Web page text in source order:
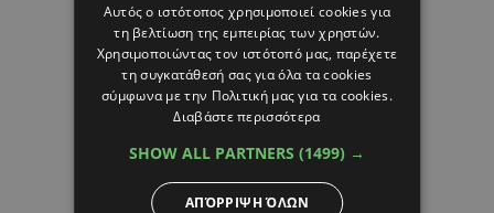
Αυτός ο ιστότοπος χρησιμοποιεί cookies για
τη βελτίωση της εμπειρίας των χρηστών.
Χρησιμοποιώντας τον ιστότοπό μας, παρέχετε
τη συγκατάθεσή σας για όλα τα cookies
σύμφωνα με την Πολιτική μας για τα cookies.
Διαβάστε περισσότερα
SHOW ALL PARTNERS (1499) →
ΑΠΌΡΡΙΨΗ ΌΛΩΝ